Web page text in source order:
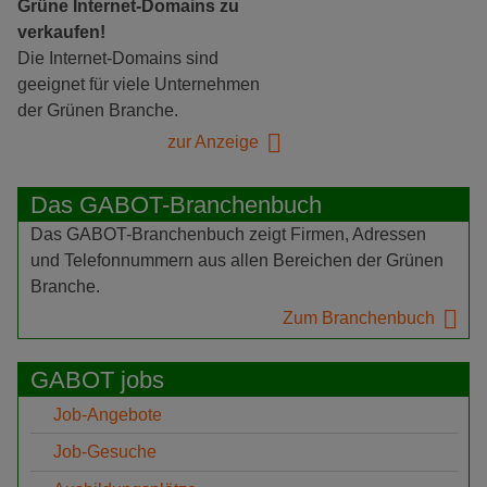
Grüne Internet-Domains zu
verkaufen!
Die Internet-Domains sind
geeignet für viele Unternehmen
der Grünen Branche.
zur Anzeige
Das GABOT-Branchenbuch
Das GABOT-Branchenbuch zeigt Firmen, Adressen
und Telefonnummern aus allen Bereichen der Grünen
Branche.
Zum Branchenbuch
GABOT jobs
Job-Angebote
Job-Gesuche